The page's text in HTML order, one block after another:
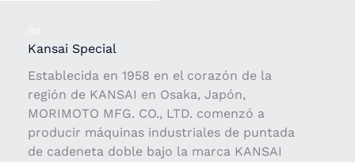
Kansai Special
Establecida en 1958 en el corazón de la
región de KANSAI en Osaka, Japón,
MORIMOTO MFG. CO., LTD. comenzó a
producir máquinas industriales de puntada
de cadeneta doble bajo la marca KANSAI